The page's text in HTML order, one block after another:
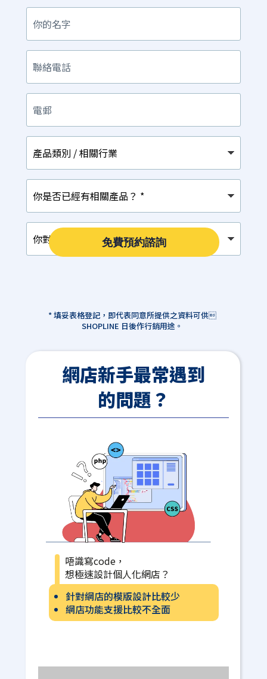
你
的
名
字
聯
絡
電
話
電
郵
產
品
類
別
/
相
關
行
業
你
是
否
已
經
有
相
你
對
以
下
免費預約諮詢
* 填妥表格登記，即代表同意所提供之資料可供
SHOPLINE 日後作行銷用途。
網店新手最常遇到
的問題？
唔識寫code，
想極速設計個人化網店？
針對網店的模版設計比較少
網店功能支援比較不全面